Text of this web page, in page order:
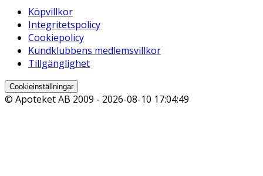
Köpvillkor
Integritetspolicy
Cookiepolicy
Kundklubbens medlemsvillkor
Tillgänglighet
Cookieinställningar
© Apoteket AB 2009 - 2026-08-10 17:04:49